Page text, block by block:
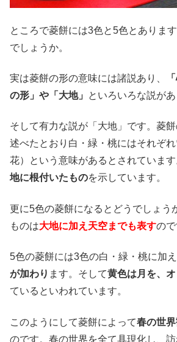
ところで菱餅には3色と5色とありま
でしょうか。
実は菱餅の形の意味には諸説あり、
の形」や「大地」
といろいろな説があ
そして有力な説が「大地」です。菱
述べたとおり白・緑・桃にはそれぞ
花）という意味があるとされていま
地に根付いたものを示しています。
更に5色の菱餅になるとどうでしょう
ものは大地に加え天空までも表すので
5色の菱餅には3色の白・緑・桃に加え
が加わり ます。そして黄色は月を、
ているといわれています。
このようにして菱餅によって春の世
のです。春の世界を全て具現化し、